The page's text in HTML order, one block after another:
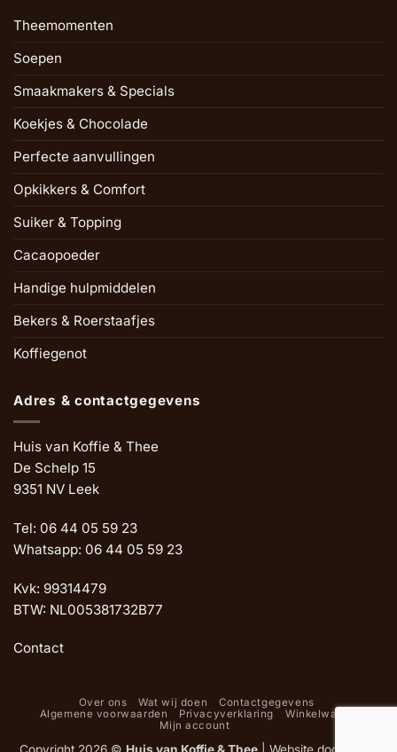
Theemomenten
Soepen
Smaakmakers & Specials
Koekjes & Chocolade
Perfecte aanvullingen
Opkikkers & Comfort
Suiker & Topping
Cacaopoeder
Handige hulpmiddelen
Bekers & Roerstaafjes
Koffiegenot
Adres & contactgegevens
Huis van Koffie & Thee
De Schelp 15
9351 NV Leek
Tel: 06 44 05 59 23
Whatsapp: 06 44 05 59 23
Kvk: 99314479
BTW: NL005381732B77
Contact
Over ons Wat wij doen
Contactgegevens
Algemene voorwaarden
Privacyverklaring
Winkelwagen
Mijn account